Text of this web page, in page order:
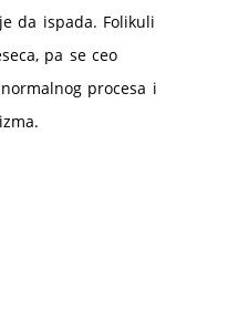
da ispada. Folikuli
pa se ceo
procesa i